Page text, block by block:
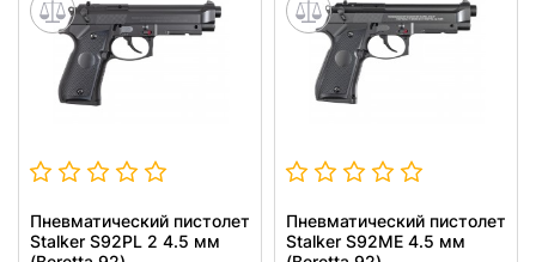
Пневматический пистолет
Stalker S92PL 2 4.5 мм
Пневматический пистолет
Stalker S92ME 4.5 мм